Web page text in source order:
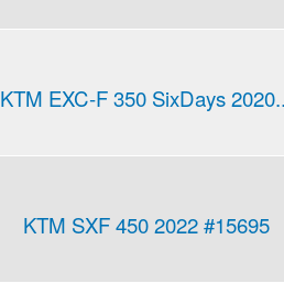
KTM EXC-F 350 SixDays
KTM SXF 450 2022 #15695